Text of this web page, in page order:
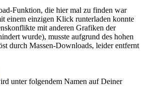
Funktion, die hier mal zu finden war
einem einzigen Klick runterladen konnte
mit anderen Grafiken der
wurde), musste aufgrund des hohen
durch Massen-Downloads, leider entfernt
unter folgendem Namen auf Deiner